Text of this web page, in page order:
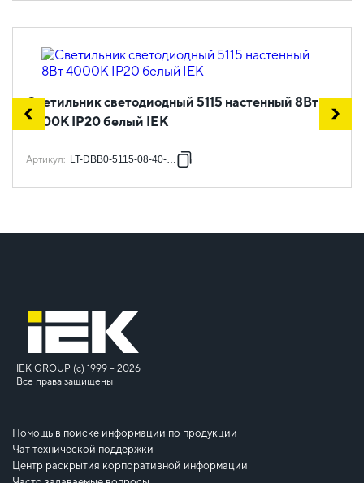
Светильник светодиодный 5115 настенный 8Вт
4000К IP20 белый IEK
Артикул: LT-DBB0-5115-08-40-K01
IEK GROUP (c) 1999 – 2026
Все права защищены
Помощь в поиске информации по продукции
Чат технической поддержки
Центр раскрытия корпоративной информации